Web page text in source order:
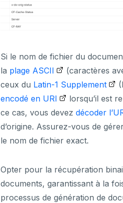
Si le nom de fichier du
la plage ASCII
(caractères
ceux du Latin-1 Supplement
encodé en URI
lorsqu’il est
ce cas, vous devez décoder
d’origine. Assurez-vous de
le nom de fichier exact.
Opter pour la récupération
documents, garantissant à la
processus de génération de